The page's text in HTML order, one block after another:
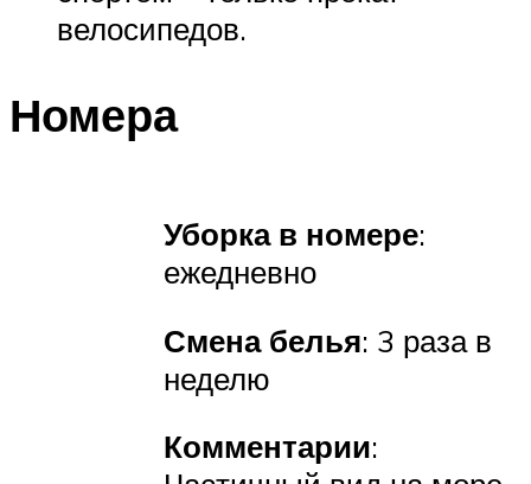
велосипедов.
Номера
Уборка в номере:
ежедневно
Смена белья: 3 раза в
неделю
Комментарии: